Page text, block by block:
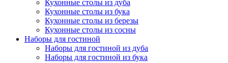
Кухонные столы из дуба
Кухонные столы из бука
Кухонные столы из березы
Кухонные столы из сосны
Наборы для гостиной
Наборы для гостиной из дуба
Наборы для гостиной из бука